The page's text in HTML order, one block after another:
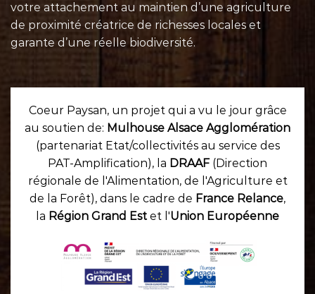
votre attachement au maintien d’une agriculture
de proximité créatrice de richesses locales et
garante d’une réelle biodiversité.
Coeur Paysan, un projet qui a vu le jour grâce
au soutien de: Mulhouse Alsace Agglomération
(partenariat Etat/collectivités au service des
PAT-Amplification), la DRAAF (Direction
régionale de l'Alimentation, de l'Agriculture et
de la Forêt), dans le cadre de France Relance,
la Région Grand Est et l'Union Européenne